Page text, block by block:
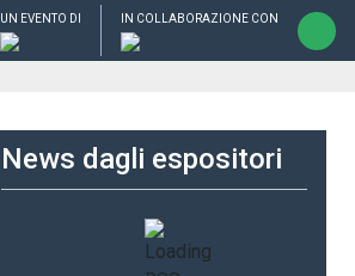
UN EVENTO DI IN COLLABORAZIONE CON
News dagli espositori